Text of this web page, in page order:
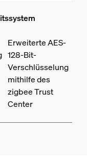
Erweiterte AES-
128-Bit-
Verschlüsselung
mithilfe des
zigbee Trust
Center